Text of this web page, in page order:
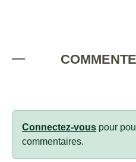
Connectez-vous pour
commentaires.